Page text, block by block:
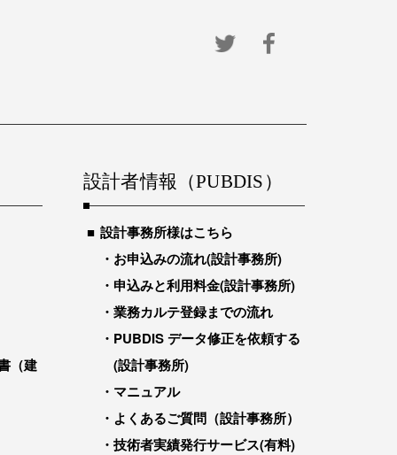
（建
設計者情報（PUBDIS）
設計事務所様はこちら
お申込みの流れ(設計事務所)
申込みと利用料金(設計事務所)
業務カルテ登録までの流れ
PUBDIS データ修正を依頼する
(設計事務所)
マニュアル
よくあるご質問（設計事務所）
技術者実績発行サービス(有料)